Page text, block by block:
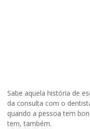
Sabe aquela história de
da consulta com o
quando a pessoa tem
tem, também.